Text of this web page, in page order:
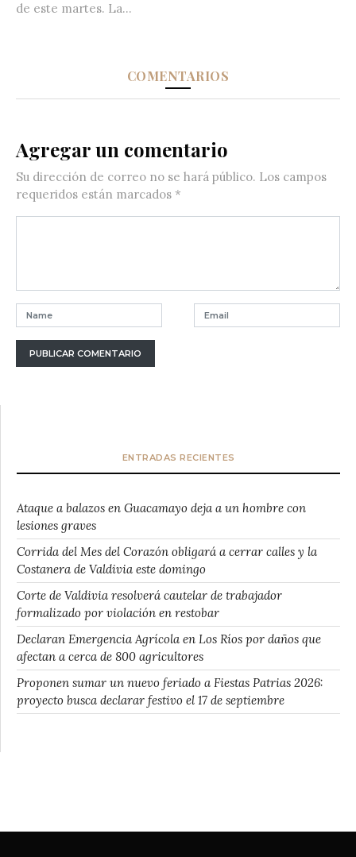
de este martes. La...
COMENTARIOS
Agregar un comentario
Su dirección de correo no se hará público. Los campos
requeridos están marcados *
ENTRADAS RECIENTES
Ataque a balazos en Guacamayo deja a un hombre con
lesiones graves
Corrida del Mes del Corazón obligará a cerrar calles y la
Costanera de Valdivia este domingo
Corte de Valdivia resolverá cautelar de trabajador
formalizado por violación en restobar
Declaran Emergencia Agrícola en Los Ríos por daños que
afectan a cerca de 800 agricultores
Proponen sumar un nuevo feriado a Fiestas Patrias 2026:
proyecto busca declarar festivo el 17 de septiembre